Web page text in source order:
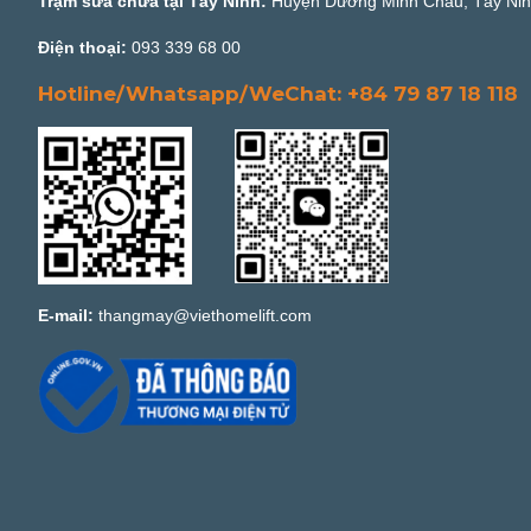
Điện thoại: 093 339 68 00
Hotline/Whatsapp/WeChat: +84 79 87 18 118
E-mail: thangmay@viethomelift.com